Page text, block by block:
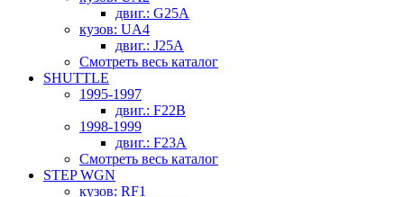
двиг.: G25A
кузов: UA4
двиг.: J25A
Смотреть весь каталог
SHUTTLE
1995-1997
двиг.: F22B
1998-1999
двиг.: F23A
Смотреть весь каталог
STEP WGN
кузов: RF1